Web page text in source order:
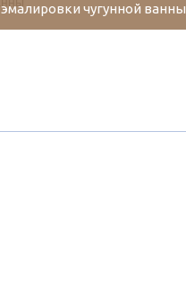
эмалировки чугунной ванны